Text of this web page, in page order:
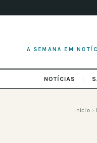
A SEMANA EM
NOTÍCIAS
Início ›